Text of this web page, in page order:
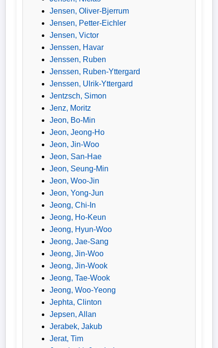
Jensen, Oliver-Bjerrum
Jensen, Petter-Eichler
Jensen, Victor
Jenssen, Havar
Jenssen, Ruben
Jenssen, Ruben-Yttergard
Jenssen, Ulrik-Yttergard
Jentzsch, Simon
Jenz, Moritz
Jeon, Bo-Min
Jeon, Jeong-Ho
Jeon, Jin-Woo
Jeon, San-Hae
Jeon, Seung-Min
Jeon, Woo-Jin
Jeon, Yong-Jun
Jeong, Chi-In
Jeong, Ho-Keun
Jeong, Hyun-Woo
Jeong, Jae-Sang
Jeong, Jin-Woo
Jeong, Jin-Wook
Jeong, Tae-Wook
Jeong, Woo-Yeong
Jephta, Clinton
Jepsen, Allan
Jerabek, Jakub
Jerat, Tim